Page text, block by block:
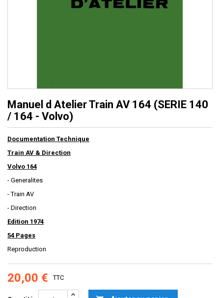
Manuel d Atelier Train AV 164 (SERIE 140
/ 164 - Volvo)
Documentation Technique
Train AV & Direction
Volvo 164
- Generalites
- Train AV
- Direction
Edition 1974
54 Pages
Reproduction
20,00 € TTC